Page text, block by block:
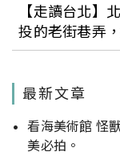
【走讀台北】
投的老街巷弄
最新文章
看海美術館 怪
美必拍。